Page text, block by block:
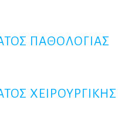
ΠΑΘΟΛΟΓΙΑΣ
ΧΕΙΡΟΥΡΓΙΚΗΣ